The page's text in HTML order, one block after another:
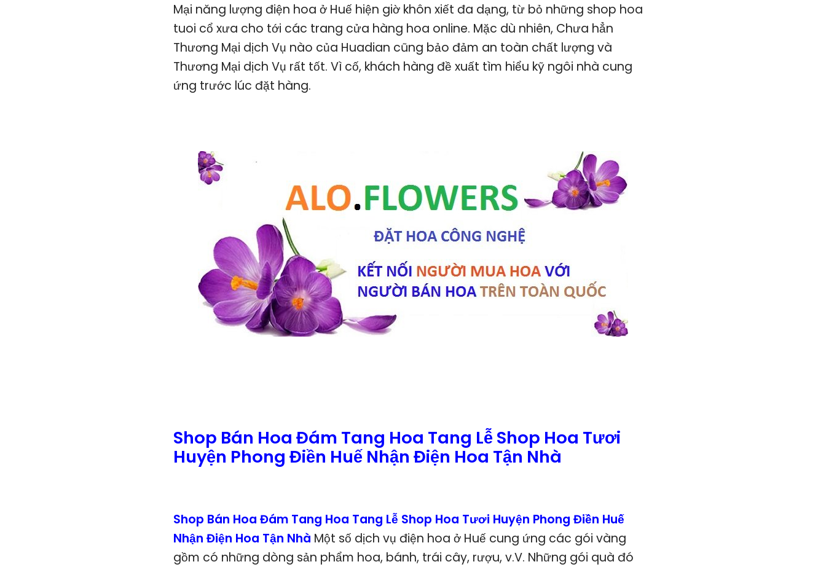
Mại năng lượng điện hoa ở Huế hiện giờ khôn xiết đa dạng, từ bỏ những shop hoa
tuoi cổ xưa cho tới các trang cửa hàng hoa online. Mặc dù nhiên, Chưa hẳn
Thương Mại dịch Vụ nào của Huadian cũng bảo đảm an toàn chất lượng và
Thương Mại dịch Vụ rất tốt. Vì cố, khách hàng đề xuất tìm hiểu kỹ ngôi nhà cung
ứng trước lúc đặt hàng.
Shop Bán Hoa Đám Tang Hoa Tang Lễ Shop Hoa Tươi
Huyện Phong Điền Huế Nhận Điện Hoa Tận Nhà
Shop Bán Hoa Đám Tang Hoa Tang Lễ Shop Hoa Tươi Huyện Phong Điền Huế
Nhận Điện Hoa Tận Nhà Một số dịch vụ điện hoa ở Huế cung ứng các gói vàng
gồm có những dòng sản phẩm hoa, bánh, trái cây, rượu, v.V. Những gói quà đó